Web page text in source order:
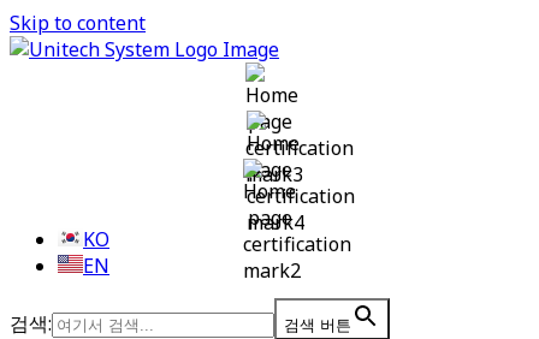
Skip to content
KO
EN
검색: 검색 버튼